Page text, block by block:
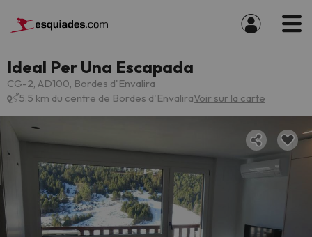
Ideal Per Una Escapada
CG-2, AD100, Bordes d'Envalira
5.5 km du centre de Bordes d'EnvaliraVoir sur la carte